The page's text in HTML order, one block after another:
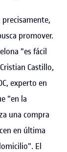
promover.
"es fácil
Castillo,
experto en
"en la
una compra
en última
El